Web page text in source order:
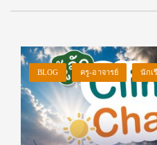
BLOG ครู-อาจารย์ นักเ